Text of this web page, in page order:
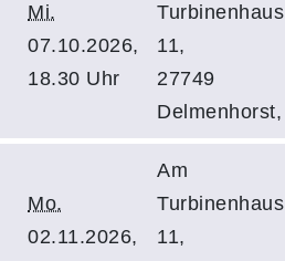
Mi.
07.10.2026,
18.30 Uhr
Turbinenhaus
11,
27749
Delmenhorst,
Mo.
02.11.2026,
Am
Turbinenhaus
11,